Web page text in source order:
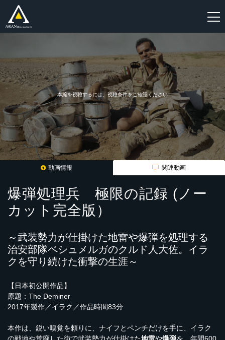
新
本編を視聴するには、視聴条件をご確認ください
動画情報 関連動画
爆弾処理兵 極限の記録 (ノー
カット完全版）
～武装勢力が仕掛けた地雷や爆弾を処理する
治安部隊ペシュメルガのクルド人大佐。イラ
クを守り続けた衝撃の生涯～
【日本初公開作品】
原題：The Deminer
2017年製作／イラク／作品時間83分
本作は、鋭い嗅覚を頼りに、ナイフとペンチだけを手に、イラク